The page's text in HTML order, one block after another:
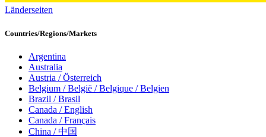
Länderseiten
Countries/Regions/Markets
Argentina
Australia
Austria / Österreich
Belgium / België / Belgique / Belgien
Brazil / Brasil
Canada / English
Canada / Français
China / 中国